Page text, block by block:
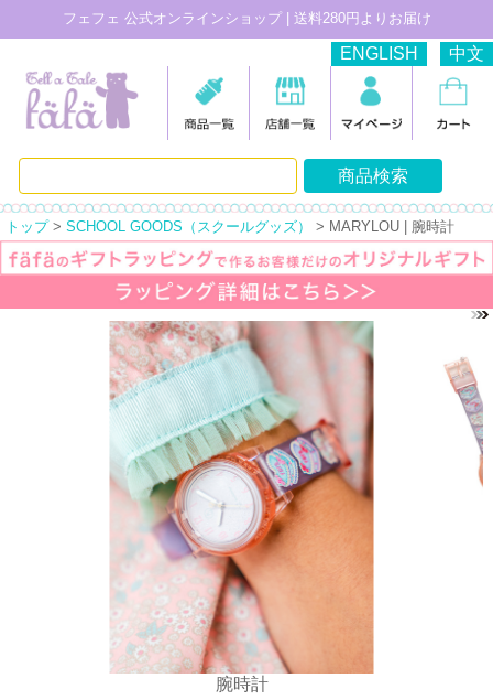
フェフェ 公式オンラインショップ | 送料280円よりお届け
ENGLISH 中文
トップ> SCHOOL GOODS（スクールグッズ） > MARYLOU | 腕時計
腕時計